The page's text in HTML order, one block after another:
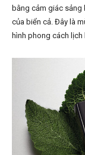
bằng cảm giác
của biển cả. Đây là
hình phong cách